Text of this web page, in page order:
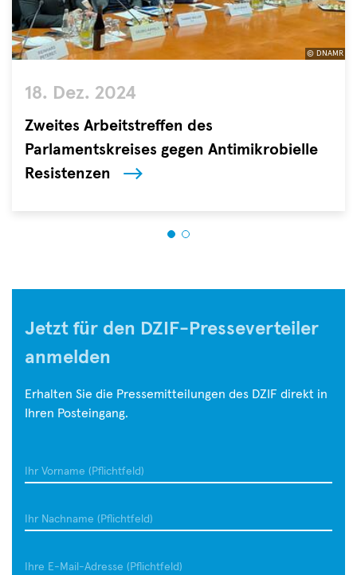
DNAMR
© DNAMR
18. Dez. 2024
Zweites Arbeitstreffen des
Parlamentskreises gegen Antimikrobielle
Resistenzen
Herausforderungen
für
globale
Gesundheit
Nach
Schätzungen
Weltgesundheitsorganisation
waren
Jetzt für den DZIF-Presseverteiler
anmelden
Erhalten Sie die Pressemitteilungen des DZIF direkt in
Ihren Posteingang.
Ihr
Ihr
Ihre